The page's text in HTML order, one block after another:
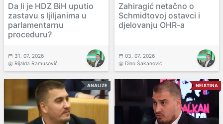
Da li je HDZ BiH uputio
zastavu s ljiljanima u
parlamentarnu
proceduru?
31. 07. 2026
Rijalda Ramusović
Zahiragić netačno o
Schmidtovoj ostavci i
djelovanju OHR-a
03. 07. 2026
Dino Šakanović
ANALIZE NEISTINA